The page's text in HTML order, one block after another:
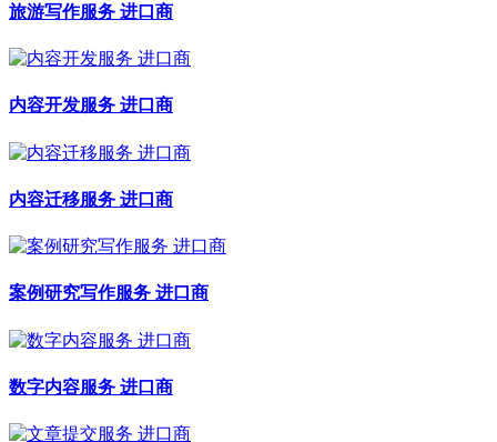
旅游写作服务 进口商
内容开发服务 进口商
内容迁移服务 进口商
案例研究写作服务 进口商
数字内容服务 进口商